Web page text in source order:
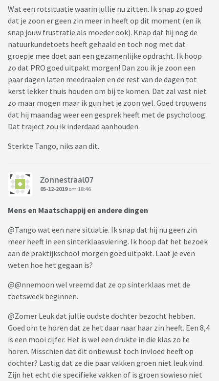
Wat een rotsituatie waarin jullie nu zitten. Ik snap zo goed
dat je zoon er geen zin meer in heeft op dit moment (en ik
snap jouw frustratie als moeder ook). Knap dat hij nog de
natuurkundetoets heeft gehaald en toch nog met dat
groepje mee doet aan een gezamenlijke opdracht. Ik hoop
zo dat PRO goed uitpakt morgen! Dan zou ik je zoon een
paar dagen laten meedraaien en de rest van de dagen tot
kerst lekker thuis houden om bij te komen. Dat zal vast niet
zo maar mogen maar ik gun het je zoon wel. Goed trouwens
dat hij maandag weer een gesprek heeft met de psycholoog.
Dat traject zou ik inderdaad aanhouden.
Sterkte Tango, niks aan dit.
Zonnestraal07
05-12-2019om 18:46
Mens en Maatschappij en andere dingen
@Tango wat een nare situatie. Ik snap dat hij nu geen zin
meer heeft in een sinterklaasviering. Ik hoop dat het bezoek
aan de praktijkschool morgen goed uitpakt. Laat je even
weten hoe het gegaan is?
@@nnemoon wel vreemd dat ze op sinterklaas met de
toetsweek beginnen.
@Zomer Leuk dat jullie oudste dochter bezocht hebben.
Goed om te horen dat ze het daar naar haar zin heeft. Een 8,4
is een mooi cijfer. Het is wel een drukte in die klas zo te
horen. Misschien dat dit onbewust toch invloed heeft op
dochter? Lastig dat ze die paar vakken groen niet leuk vind.
Zijn het echt die specifieke vakken of is groen sowieso niet